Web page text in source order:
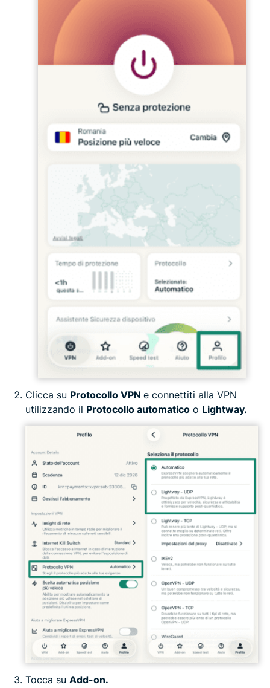
Clicca su Protocollo VPN e connettiti alla VPN
utilizzando il Protocollo automatico o Lightway.
Tocca su Add-on.